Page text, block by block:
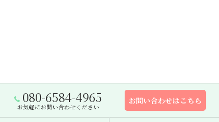
080-6584-4965
お気軽にお問い合わせください
お問い合わせはこちら